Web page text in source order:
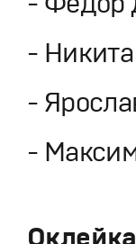
-
-
-